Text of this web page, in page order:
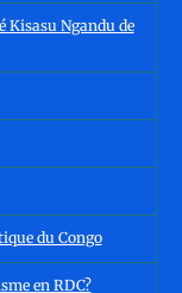
Kisasu Ngandu de
du Congo
en RDC?